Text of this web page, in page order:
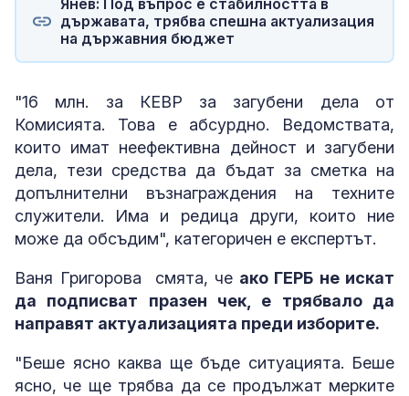
държавата, трябва спешна актуализация
на държавния бюджет
"16 млн. за КЕВР за загубени дела от
Комисията. Това е абсурдно. Ведомствата,
които имат неефективна дейност и загубени
дела, тези средства да бъдат за сметка на
допълнителни възнаграждения на техните
служители. Има и редица други, които ние
може да обсъдим", категоричен е експертът.
Ваня Григорова смята, че ако ГЕРБ не искат
да подписват празен чек, е трябвало да
направят актуализацията преди изборите.
"Беше ясно каква ще бъде ситуацията. Беше
ясно, че ще трябва да се продължат мерките